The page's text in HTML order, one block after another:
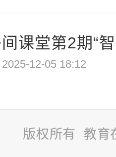
课堂第2期“
2025-12-05 18:12
版权所有 教育